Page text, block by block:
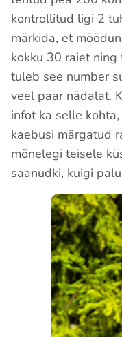
kontrollitud ligi 2
märkida, et
kokku 30 raiet
tuleb see number
veel paar nädalat.
infot ka selle
kaebusi märgatud
mõnelegi teisele
saanudki, kuigi